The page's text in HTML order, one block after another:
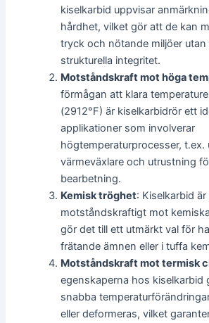
kiselkarbid uppvisar
hårdhet, vilket gör att de kan
tryck och nötande miljöer
strukturella integritet.
Motståndskraft mot höga
förmågan att klara
(2912°F) är kiselkarbidrör ett
applikationer som involverar
högtemperaturprocesser, t.ex.
värmeväxlare och utrustning
bearbetning.
Kemisk tröghet: Kiselkarbid
motståndskraftigt mot
gör det till ett utmärkt val för
frätande ämnen eller i tuffa
Motståndskraft mot termisk
egenskaperna hos kiselkarbid
snabba
eller deformeras, vilket